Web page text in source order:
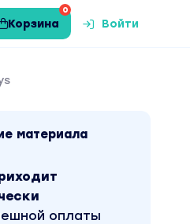
0
Корзина Войти
материала
оплаты